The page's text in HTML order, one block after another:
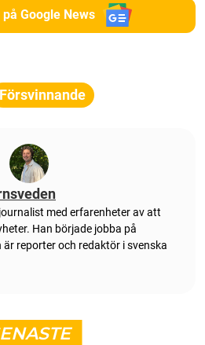
Google News
Försvinnande
med erfarenheter av att
Han började jobba på
reporter och redaktör i svenska